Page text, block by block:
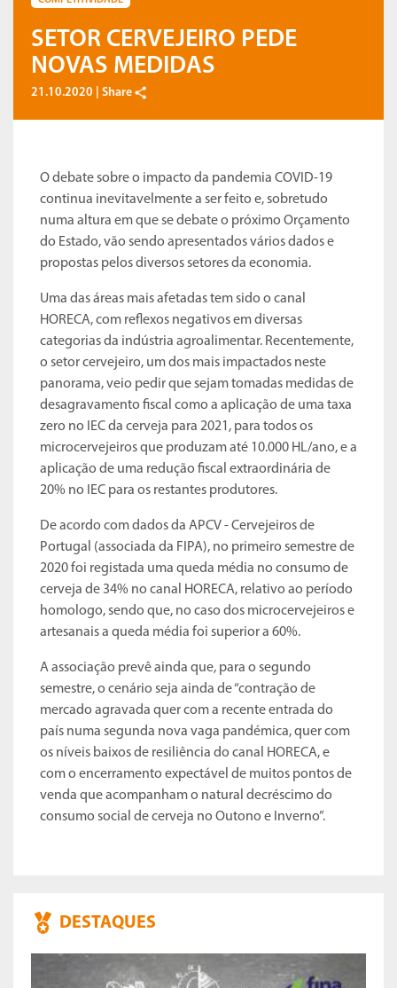
SETOR CERVEJEIRO PEDE
NOVAS MEDIDAS
21.10.2020 | Share
O debate sobre o impacto da pandemia COVID-19
continua inevitavelmente a ser feito e, sobretudo
numa altura em que se debate o próximo Orçamento
do Estado, vão sendo apresentados vários dados e
propostas pelos diversos setores da economia.
Uma das áreas mais afetadas tem sido o canal
HORECA, com reflexos negativos em diversas
categorias da indústria agroalimentar. Recentemente,
o setor cervejeiro, um dos mais impactados neste
panorama, veio pedir que sejam tomadas medidas de
desagravamento fiscal como a aplicação de uma taxa
zero no IEC da cerveja para 2021, para todos os
microcervejeiros que produzam até 10.000 HL/ano, e a
aplicação de uma redução fiscal extraordinária de
20% no IEC para os restantes produtores.
De acordo com dados da APCV - Cervejeiros de
Portugal (associada da FIPA), no primeiro semestre de
2020 foi registada uma queda média no consumo de
cerveja de 34% no canal HORECA, relativo ao período
homologo, sendo que, no caso dos microcervejeiros e
artesanais a queda média foi superior a 60%.
A associação prevê ainda que, para o segundo
semestre, o cenário seja ainda de “contração de
mercado agravada quer com a recente entrada do
país numa segunda nova vaga pandémica, quer com
os níveis baixos de resiliência do canal HORECA, e
com o encerramento expectável de muitos pontos de
venda que acompanham o natural decréscimo do
consumo social de cerveja no Outono e Inverno”.
DESTAQUES